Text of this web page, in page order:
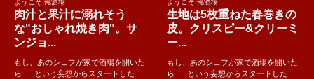
ようこそ!俺酒場
肉汁と果汁に溺れそう
な"おしゃれ焼き肉"。サ
ンジョ...
もし、あのシェフが家で酒場を開いた
ら......という妄想からスタートした
ようこそ!俺酒場
生地は5枚重ねた春巻きの
皮。クリスピー&クリーミ
ー...
もし、あのシェフが家で酒場を開いた
ら......という妄想からスタートした